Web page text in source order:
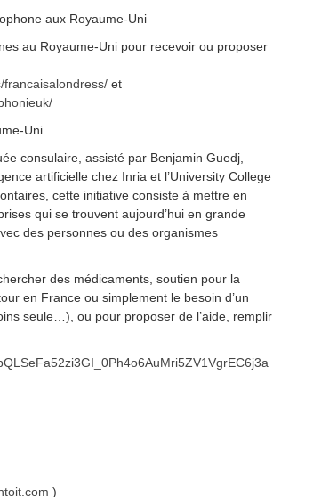
aux Royaume-Uni
au Royaume-Uni pour recevoir ou proposer
francaisalondress/ et
Uni
consulaire, assisté par Benjamin Guedj,
artificielle chez Inria et l’University College
cette initiative consiste à mettre en
qui se trouvent aujourd’hui en grande
des personnes ou des organismes
des médicaments, soutien pour la
en France ou simplement le besoin d’un
seule…), ou pour proposer de l’aide, remplir
)